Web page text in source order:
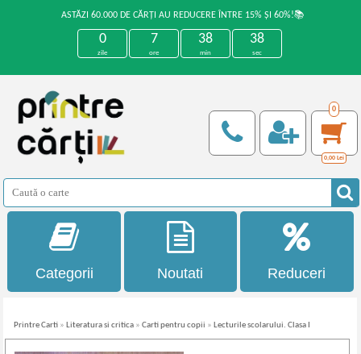
ASTĂZI 60.000 DE CĂRȚI AU REDUCERE ÎNTRE 15% ȘI 60%!📚
0
zile
7
ore
38
min
38
sec
0
0,00 Lei
Categorii Noutati Reduceri
Printre Carti » Literatura si critica »Carti pentru copii » Lecturile scolarului. Clasa I